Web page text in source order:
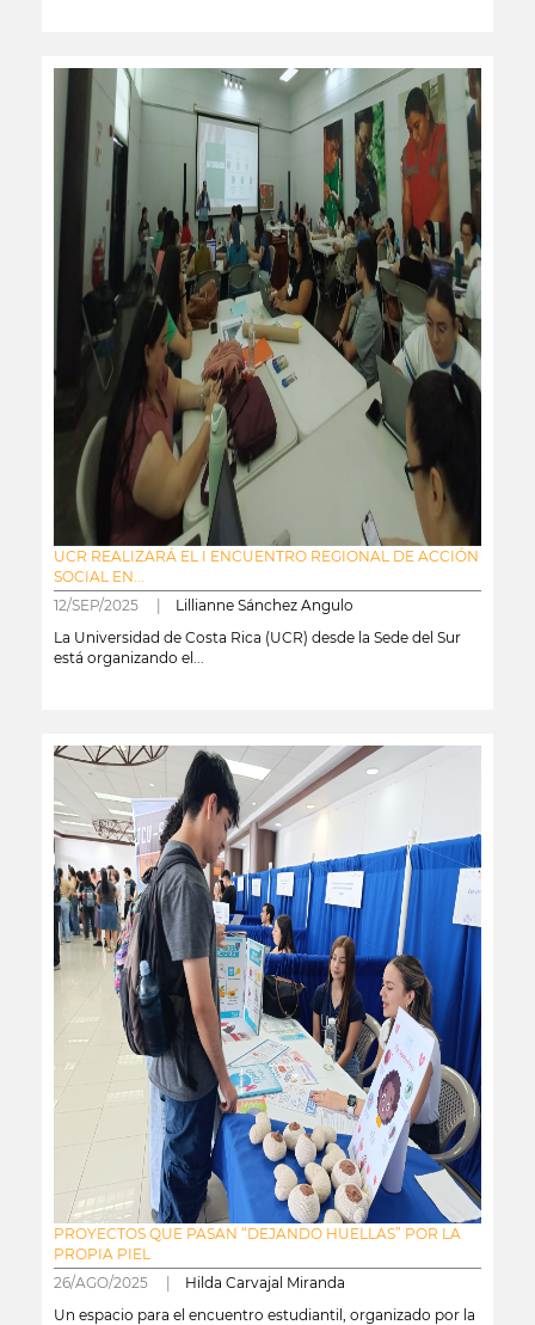
UCR REALIZARÁ EL I ENCUENTRO REGIONAL DE ACCIÓN
SOCIAL EN...
12/SEP/2025 | Lillianne Sánchez Angulo
La Universidad de Costa Rica (UCR) desde la Sede del Sur
está organizando el...
PROYECTOS QUE PASAN “DEJANDO HUELLAS” POR LA
PROPIA PIEL
26/AGO/2025 | Hilda Carvajal Miranda
Un espacio para el encuentro estudiantil, organizado por la